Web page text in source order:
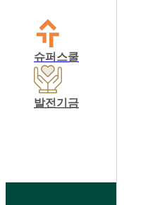
슈퍼스쿨
발전기금